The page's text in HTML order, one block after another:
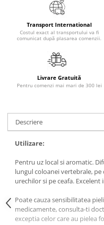
MedConnect
Medicina & Farmacie
Medicina Pentru Toti
Sport
Terapii Alternative
AudioBook
Beletristica
Biografii, Memorii, Jurnale
Carti erotice
Adult
Crime, Thriller, Mistery
Transport International
Costul exact al transportului va fi
comunicat după plasarea comenzii.
Livrare Gratuită
Pentru comenzi mai mari de 300 lei
Descriere
Utilizare:
Pentru uz local si aromatic.
lungul coloanei vertebrale,
urechilor si pe ceafa. Excelent
Poate cauza sensibilitatea
medicamente, consulta-ti
exceptia celor care au pielea